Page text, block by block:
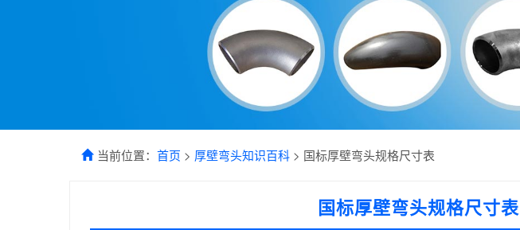
当前位置： 首页 > 厚壁弯头知识百科 > 国标厚壁弯头规格尺寸表
国标厚壁弯头规格尺寸表